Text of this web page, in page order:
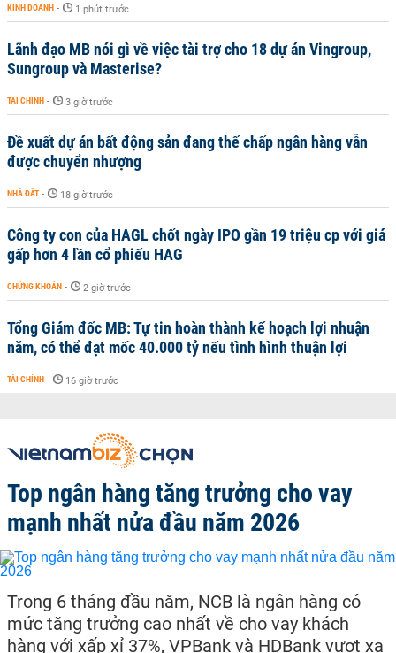
KINH DOANH - 1 phút trước
Lãnh đạo MB nói gì về việc tài trợ cho 18 dự án Vingroup,
Sungroup và Masterise?
TÀI CHÍNH - 3 giờ trước
Đề xuất dự án bất động sản đang thế chấp ngân hàng vẫn
được chuyển nhượng
NHÀ ĐẤT - 18 giờ trước
Công ty con của HAGL chốt ngày IPO gần 19 triệu cp với giá
gấp hơn 4 lần cổ phiếu HAG
CHỨNG KHOÁN - 2 giờ trước
Tổng Giám đốc MB: Tự tin hoàn thành kế hoạch lợi nhuận
năm, có thể đạt mốc 40.000 tỷ nếu tình hình thuận lợi
TÀI CHÍNH - 16 giờ trước
Top ngân hàng tăng trưởng cho vay
mạnh nhất nửa đầu năm 2026
Trong 6 tháng đầu năm, NCB là ngân hàng có
mức tăng trưởng cao nhất về cho vay khách
hàng với xấp xỉ 37%, VPBank và HDBank vượt xa